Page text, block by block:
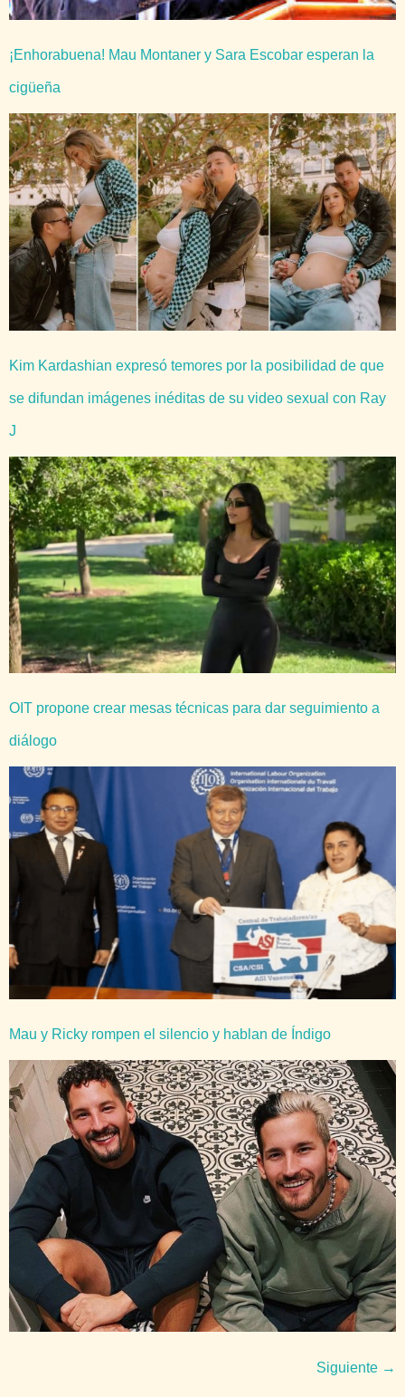
¡Enhorabuena! Mau Montaner y Sara Escobar esperan la
cigüeña
Kim Kardashian expresó temores por la posibilidad de que
se difundan imágenes inéditas de su video sexual con Ray
J
OIT propone crear mesas técnicas para dar seguimiento a
diálogo
Mau y Ricky rompen el silencio y hablan de Índigo
Siguiente →